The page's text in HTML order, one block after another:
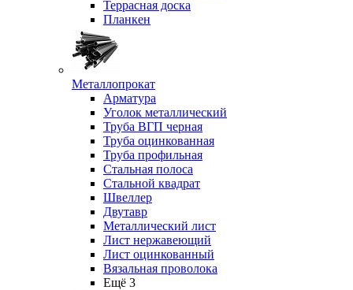
Террасная доска
Планкен
Металлопрокат
Арматура
Уголок металлический
Труба ВГП черная
Труба оцинкованная
Труба профильная
Стальная полоса
Стальной квадрат
Швеллер
Двутавр
Металлический лист
Лист нержавеющий
Лист оцинкованный
Вязальная проволока
Ещё 3